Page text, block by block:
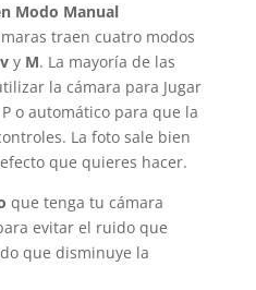
Modo Manual
traen cuatro modos
y M. La mayoría de las
la cámara para Jugar
o automático para que la
La foto sale bien
que quieres hacer.
que tenga tu cámara
evitar el ruido que
que disminuye la